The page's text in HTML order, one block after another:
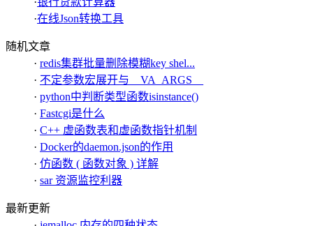
·在线Json转换工具
随机文章
· redis集群批量删除模糊key shel...
· 不定参数宏展开与__VA_ARGS__
· python中判断类型函数isinstance()
· Fastcgi是什么
· C++ 虚函数表和虚函数指针机制
· Docker的daemon.json的作用
· 仿函数 ( 函数对象 ) 详解
· sar 资源监控利器
最新更新